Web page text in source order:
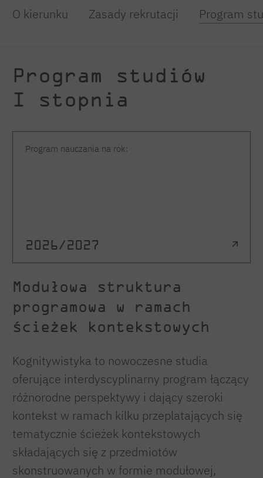
O kierunku Zasady rekrutacji Program
Program studiów
I stopnia
Program nauczania na rok:
2026/2027
Modułowa struktura
programowa w ramach
ścieżek kontekstowych
Kognitywistyka to nowoczesne studia
oferujące interdyscyplinarny program łączący
różnorodne perspektywy i dający szeroki
kontekst w ramach kilku przeplatających się
tematycznie ścieżek kontekstowych
składających się z przedmiotów
skonstruowanych w formie modułowej,